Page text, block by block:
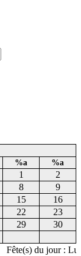
%a %a
1
2
8
9
15
16
22
23
29
30
Fête(s) du jour :